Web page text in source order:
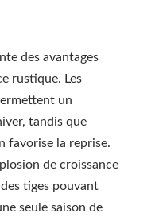
des avantages
rustique. Les
un
tandis que
favorise la reprise.
de croissance
tiges pouvant
seule saison de